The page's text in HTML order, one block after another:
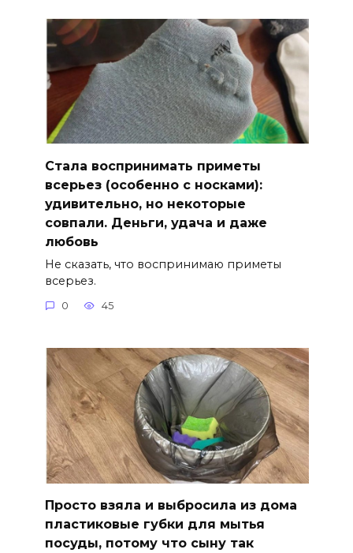
Стала воспринимать приметы
всерьез (особенно с носками):
удивительно, но некоторые
совпали. Деньги, удача и даже
любовь
Не сказать, что воспринимаю приметы
всерьез.
0 45
Просто взяла и выбросила из дома
пластиковые губки для мытья
посуды, потому что сыну так